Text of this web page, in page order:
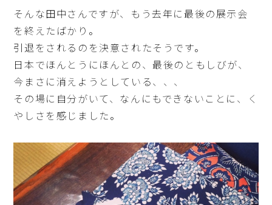
そんな田中さんですが、もう去年に最後の展示会
を終えたばかり。
引退をされるのを決意されたそうです。
日本でほんとうにほんとの、最後のともしびが、
今まさに消えようとしている、、、
その場に自分がいて、なんにもできないことに、く
やしさを感じました。